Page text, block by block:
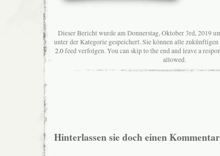
Dieser Bericht wurde am Donnerstag, Oktober 3rd, 2019
unter der Kategorie gespeichert. Sie können alle
2.0feed verfolgen. You can skip to the end and leave a
allowed.
Hinterlassen sie doch einen